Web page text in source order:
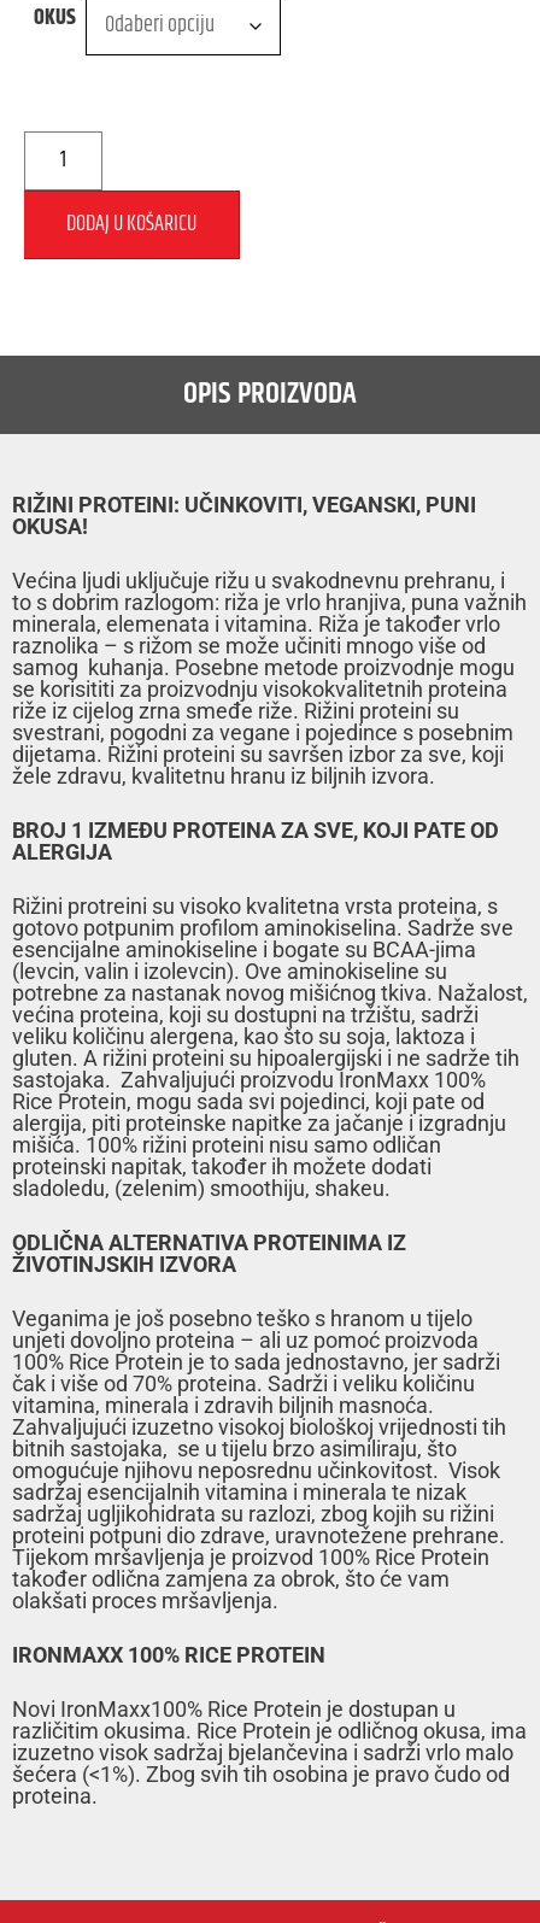
OKUS
DODAJ U KOŠARICU
OPIS PROIZVODA
RIŽINI PROTEINI: UČINKOVITI, VEGANSKI, PUNI
OKUSA!
Većina ljudi uključuje rižu u svakodnevnu prehranu, i
to s dobrim razlogom: riža je vrlo hranjiva, puna važnih
minerala, elemenata i vitamina. Riža je također vrlo
raznolika – s rižom se može učiniti mnogo više od
samog kuhanja. Posebne metode proizvodnje mogu
se korisititi za proizvodnju visokokvalitetnih proteina
riže iz cijelog zrna smeđe riže. Rižini proteini su
svestrani, pogodni za vegane i pojedince s posebnim
dijetama. Rižini proteini su savršen izbor za sve, koji
žele zdravu, kvalitetnu hranu iz biljnih izvora.
BROJ 1 IZMEĐU PROTEINA ZA SVE, KOJI PATE OD
ALERGIJA
Rižini protreini su visoko kvalitetna vrsta proteina, s
gotovo potpunim profilom aminokiselina. Sadrže sve
esencijalne aminokiseline i bogate su BCAA-jima
(levcin, valin i izolevcin). Ove aminokiseline su
potrebne za nastanak novog mišićnog tkiva. Nažalost,
većina proteina, koji su dostupni na tržištu, sadrži
veliku količinu alergena, kao što su soja, laktoza i
gluten. A rižini proteini su hipoalergijski i ne sadrže tih
sastojaka. Zahvaljujući proizvodu IronMaxx 100%
Rice Protein, mogu sada svi pojedinci, koji pate od
alergija, piti proteinske napitke za jačanje i izgradnju
mišića. 100% rižini proteini nisu samo odličan
proteinski napitak, također ih možete dodati
sladoledu, (zelenim) smoothiju, shakeu.
ODLIČNA ALTERNATIVA PROTEINIMA IZ
ŽIVOTINJSKIH IZVORA
Veganima je još posebno teško s hranom u tijelo
unjeti dovoljno proteina – ali uz pomoć proizvoda
100% Rice Protein je to sada jednostavno, jer sadrži
čak i više od 70% proteina. Sadrži i veliku količinu
vitamina, minerala i zdravih biljnih masnoća.
Zahvaljujući izuzetno visokoj biološkoj vrijednosti tih
bitnih sastojaka, se u tijelu brzo asimiliraju, što
omogućuje njihovu neposrednu učinkovitost. Visok
sadržaj esencijalnih vitamina i minerala te nizak
sadržaj ugljikohidrata su razlozi, zbog kojih su rižini
proteini potpuni dio zdrave, uravnotežene prehrane.
Tijekom mršavljenja je proizvod 100% Rice Protein
također odlična zamjena za obrok, što će vam
olakšati proces mršavljenja.
IRONMAXX 100% RICE PROTEIN
Novi IronMaxx100% Rice Protein je dostupan u
različitim okusima. Rice Protein je odličnog okusa, ima
izuzetno visok sadržaj bjelančevina i sadrži vrlo malo
šećera (<1%). Zbog svih tih osobina je pravo čudo od
proteina.